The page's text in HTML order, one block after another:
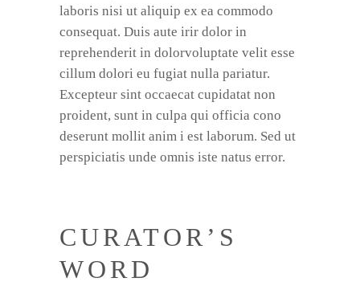
laboris nisi ut aliquip ex ea commodo
consequat. Duis aute irir dolor in
reprehenderit in dolorvoluptate velit esse
cillum dolori eu fugiat nulla pariatur.
Excepteur sint occaecat cupidatat non
proident, sunt in culpa qui officia cono
deserunt mollit anim i est laborum. Sed ut
perspiciatis unde omnis iste natus error.
CURATOR’S
WORD